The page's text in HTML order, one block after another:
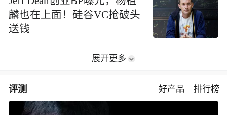
麟也在上面！硅谷VC抢破头
送钱
展开更多
评测 好产品 排行榜